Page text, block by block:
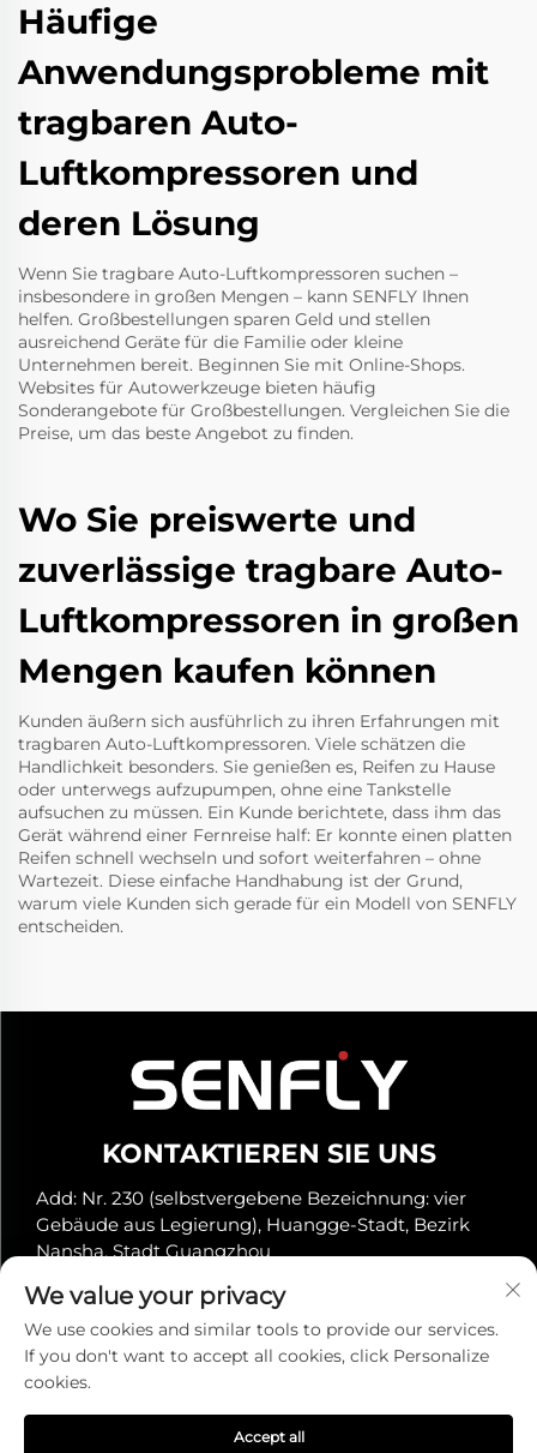
Häufige
Anwendungsprobleme mit
tragbaren Auto-
Luftkompressoren und
deren Lösung
Wenn Sie tragbare Auto-Luftkompressoren suchen –
insbesondere in großen Mengen – kann SENFLY Ihnen
helfen. Großbestellungen sparen Geld und stellen
ausreichend Geräte für die Familie oder kleine
Unternehmen bereit. Beginnen Sie mit Online-Shops.
Websites für Autowerkzeuge bieten häufig
Sonderangebote für Großbestellungen. Vergleichen Sie die
Preise, um das beste Angebot zu finden.
Wo Sie preiswerte und
zuverlässige tragbare Auto-
Luftkompressoren in großen
Mengen kaufen können
Kunden äußern sich ausführlich zu ihren Erfahrungen mit
tragbaren Auto-Luftkompressoren. Viele schätzen die
Handlichkeit besonders. Sie genießen es, Reifen zu Hause
oder unterwegs aufzupumpen, ohne eine Tankstelle
aufsuchen zu müssen. Ein Kunde berichtete, dass ihm das
Gerät während einer Fernreise half: Er konnte einen platten
Reifen schnell wechseln und sofort weiterfahren – ohne
Wartezeit. Diese einfache Handhabung ist der Grund,
warum viele Kunden sich gerade für ein Modell von SENFLY
entscheiden.
KONTAKTIEREN SIE UNS
Add: Nr. 230 (selbstvergebene Bezeichnung: vier
Gebäude aus Legierung), Huangge-Stadt, Bezirk
Nansha, Stadt Guangzhou
Tel.: +86-19966289968
E-Mail:[email protected]
vorbehalten -Datenschutzrichtlinie
We value your privacy
We use cookies and similar tools to provide our services.
If you don't want to accept all cookies, click Personalize
cookies.
Accept all